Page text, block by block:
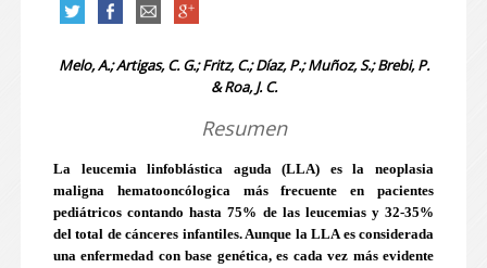
Melo, A.; Artigas, C. G.; Fritz, C.; Díaz, P.; Muñoz, S.; Brebi, P.
& Roa, J. C.
Resumen
La leucemia linfoblástica aguda (LLA) es la neoplasia
maligna hematooncólogica más frecuente en pacientes
pediátricos contando hasta 75% de las leucemias y 32-35%
del total de cánceres infantiles. Aunque la LLA es considerada
una enfermedad con base genética, es cada vez más evidente